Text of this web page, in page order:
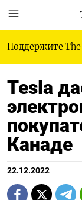
Поддержите The
Tesla
Канаде
22.12.2022